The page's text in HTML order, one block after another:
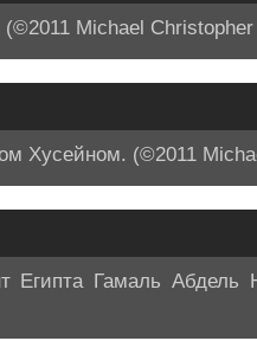
Michael Christopher
(©2011
Гамаль Абдель